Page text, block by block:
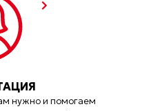
нужно и помогаем